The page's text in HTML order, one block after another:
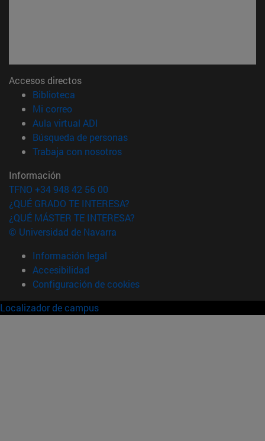
Accesos directos
Biblioteca
Mi correo(abre en nueva ventana)
Aula virtual ADI
Búsqueda de personas(abre en nueva ventana)
Trabaja con nosotros(abre en nueva ventana)
Información
TFNO +34 948 42 56 00
¿QUÉ GRADO TE INTERESA?
¿QUÉ MÁSTER TE INTERESA?
© Universidad de Navarra
Información legal
Accesibilidad
Configuración de cookies
Localizador de campus